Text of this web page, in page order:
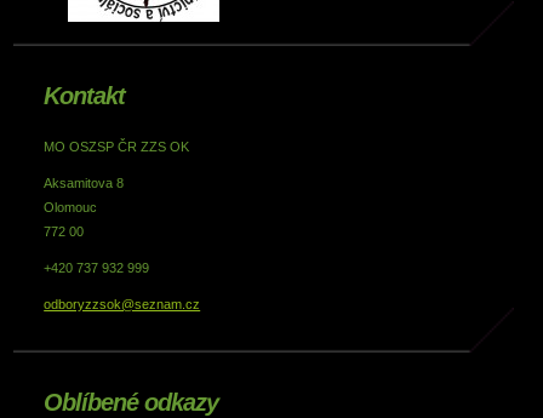
Kontakt
MO OSZSP ČR ZZS OK
Aksamitova 8
Olomouc
772 00
+420 737 932 999
odboryzzsok@seznam.cz
Oblíbené odkazy